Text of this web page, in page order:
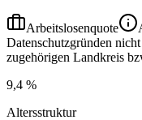
Arbeitslosenquote
Datenschutzgründen
zugehörigen Landkreis
9,4 %
Altersstruktur